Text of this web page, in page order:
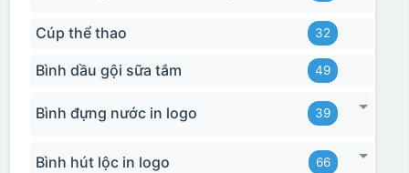
Cúp thể thao 32
Bình dầu gội sữa tắm 49
Bình đựng nước in logo 39
Bình hút lộc in logo 66